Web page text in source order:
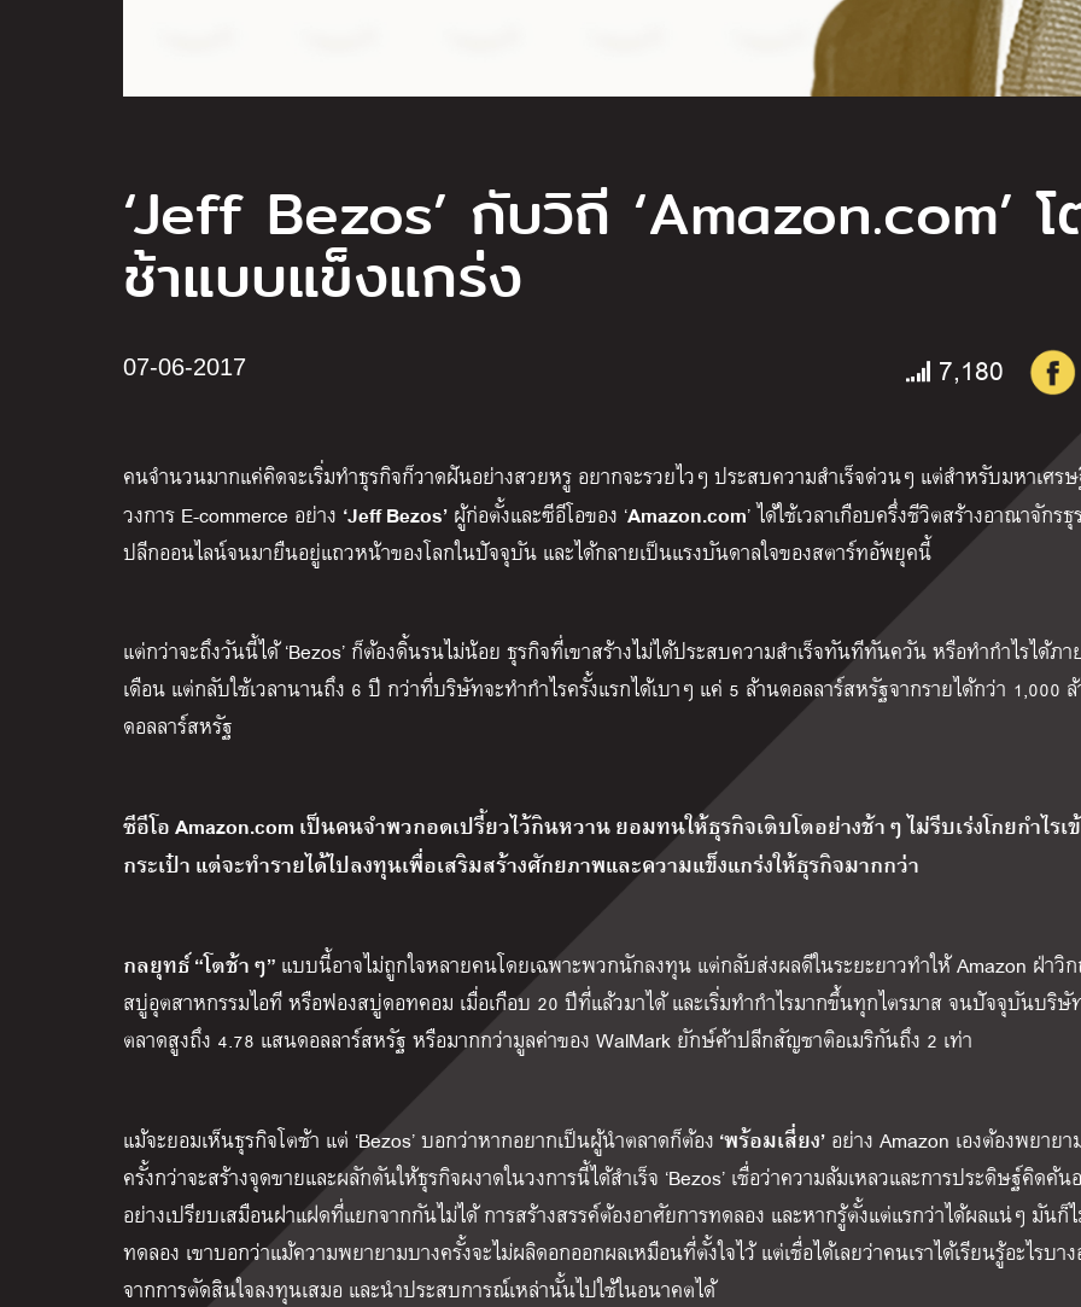
‘Jeff Bezos’ กับวิถี ‘Amazon.com’ โ
ช้าแบบแข็งแกร่ง
07-06-2017 7,180
คนจำนวนมากแค่คิดจะเริ่มทำธุรกิจก็วาดฝันอย่างสวยหรู อยากจะรวยไวๆ ประสบความสำเร็จด่วนๆ แต่สำหรับมหาเศร
วงการ E-commerce อย่าง ‘Jeff Bezos’ ผู้ก่อตั้งและซีอีโอของ ‘Amazon.com’ ได้ใช้เวลาเกือบครึ่งชีวิตสร้างอาณาจักร
ปลีกออนไลน์จนมายืนอยู่แถวหน้าของโลกในปัจจุบัน และได้กลายเป็นแรงบันดาลใจของสตาร์ทอัพยุคนี้
แต่กว่าจะถึงวันนี้ได้ ‘Bezos’ ก็ต้องดิ้นรนไม่น้อย ธุรกิจที่เขาสร้างไม่ได้ประสบความสำเร็จทันทีทันควัน หรือทำกำไรได้ภา
เดือน แต่กลับใช้เวลานานถึง 6 ปี กว่าที่บริษัทจะทำกำไรครั้งแรกได้เบาๆ แค่ 5 ล้านดอลลาร์สหรัฐจากรายได้กว่า 1,000
ดอลลาร์สหรัฐ
ซีอีโอ Amazon.com เป็นคนจำพวกอดเปรี้ยวไว้กินหวาน ยอมทนให้ธุรกิจเติบโตอย่างช้าๆ ไม่รีบเร่งโกยกำไรเ
กระเป๋า แต่จะทำรายได้ไปลงทุนเพื่อเสริมสร้างศักยภาพและความแข็งแกร่งให้ธุรกิจมากกว่า
กลยุทธ์ “โตช้าๆ” แบบนี้อาจไม่ถูกใจหลายคนโดยเฉพาะพวกนักลงทุน แต่กลับส่งผลดีในระยะยาวทำให้ Amazon ฝ่าวิ
สบู่อุตสาหกรรมไอที หรือฟองสบู่ดอทคอม เมื่อเกือบ 20 ปีที่แล้วมาได้ และเริ่มทำกำไรมากขึ้นทุกไตรมาสจนปัจจุบันบริษั
ตลาดสูงถึง 4.78 แสนดอลลาร์สหรัฐ หรือมากกว่ามูลค่าของ WalMark ยักษ์ค้าปลีกสัญชาติอเมริกันถึง 2 เท่า
แม้จะยอมเห็นธุรกิจโตช้า แต่ ‘Bezos’ บอกว่าหากอยากเป็นผู้นำตลาดก็ต้อง ‘พร้อมเสี่ยง’ อย่าง Amazon เองต้องพยาย
ครั้งกว่าจะสร้างจุดขายและผลักดันให้ธุรกิจผงาดในวงการนี้ได้สำเร็จ ‘Bezos’ เชื่อว่าความล้มเหลวและการประดิษฐ์คิดค้น
อย่างเปรียบเสมือนฝาแฝดที่แยกจากกันไม่ได้ การสร้างสรรค์ต้องอาศัยการทดลอง และหากรู้ตั้งแต่แรกว่าได้ผลแน่ๆ มันก็
ทดลอง เขาบอกว่าแม้ความพยายามบางครั้งจะไม่ผลิดอกออกผลเหมือนที่ตั้งใจไว้ แต่เชื่อได้เลยว่าคนเราได้เรียนรู้อะไรบา
จากการตัดสินใจลงทุนเสมอ และนำประสบการณ์เหล่านั้นไปใช้ในอนาคตได้